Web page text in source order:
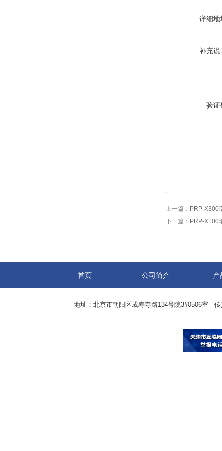
详细地
补充说
验证
上一篇： PRP-X300
下一篇： PRP-X100
首页 公司简介 产
地址：北京市朝阳区成寿寺路134号院3#0506室